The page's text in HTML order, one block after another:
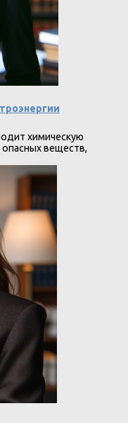
химическую
опасных веществ,